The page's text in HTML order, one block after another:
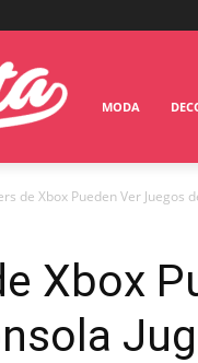
MODA
de Xbox Pueden Ver Juegos
Xbox